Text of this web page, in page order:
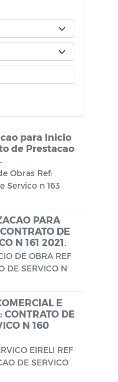
Fazenda e
de Saúde
Transportes
de
Municipal de
Habitação,
de Obras
de Defesa
Nº 002
FUNDEB
Social
para Inicio
de Prestacao
Obras Ref:
Servico n 163
PARA
DE
N 161 2021.
DE OBRA REF
DE SERVICO N
E
CONTRATO DE
N 160
EIRELI REF
DE SERVICO